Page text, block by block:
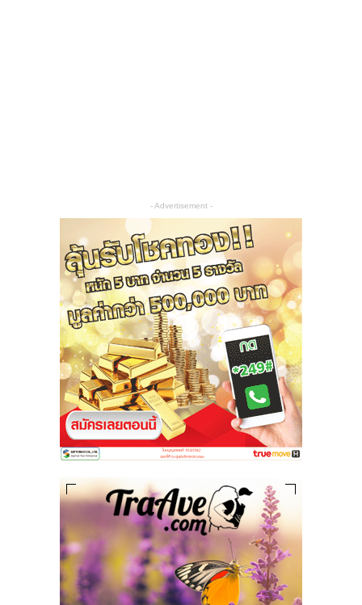
- Advertisement -